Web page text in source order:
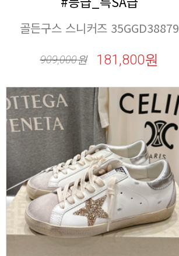
골든구스 스니커즈 35GGD38879
909,000원 181,800원